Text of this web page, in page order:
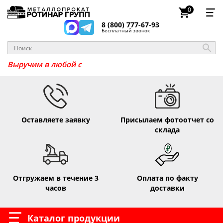
8 (800) 777-67-93
Бесплатный звонок
0
Выручим в любо
Оставляете заявку
Присылаем фотоотчет со
склада
Отгружаем в течение 3
часов
Оплата по факту
доставки
Каталог продукции